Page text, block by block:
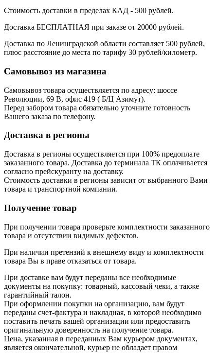
Стоимость доставки в пределах КАД - 500 рублей.
Доставка БЕСПЛАТНАЯ при заказе от 20000 рублей.
Доставка по Ленинградской области составляет 500 рублей,
плюс расстояние до места по тарифу 30 рублей/километр.
Самовывоз из магазина
Самовывоз товара осуществляется по адресу: шоссе
Революции, 69 В, офис 419 ( Б/Ц Азимут).
Перед забором товара обязательно уточните готовность
Вашего заказа по телефону.
Доставка в регионы
Доставка в регионы осуществляется при 100% предоплате
заказанного товара. Доставка до терминала ТК оплачивается
согласно прейскуранту на доставку.
Стоимость доставки в регионы зависит от выбранного Вами
товара и транспортной компании.
Получение товар
При получении товара проверьте комплектности заказанного
товара и отсутствии видимых дефектов.
При наличии претензий к внешнему виду и комплектности
товара Вы в праве отказаться от товара.
При доставке вам будут переданы все необходимые
документы на покупку: товарный, кассовый чеки, а также
гарантийный талон.
При оформлении покупки на организацию, вам будут
переданы счет-фактура и накладная, в которой необходимо
поставить печать вашей организации или предоставить
оригинальную доверенность на получение товара.
Цена, указанная в переданных Вам курьером документах,
является окончательной, курьер не обладает правом